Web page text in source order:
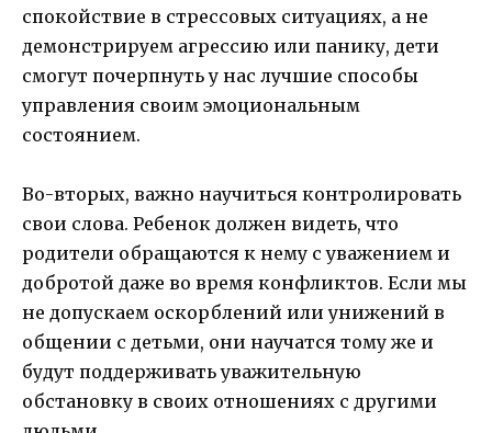
спокойствие в стрессовых ситуациях, а не
демонстрируем агрессию или панику, дети
смогут почерпнуть у нас лучшие способы
управления своим эмоциональным
состоянием.
Во-вторых, важно научиться контролировать
свои слова. Ребенок должен видеть, что
родители обращаются к нему с уважением и
добротой даже во время конфликтов. Если мы
не допускаем оскорблений или унижений в
общении с детьми, они научатся тому же и
будут поддерживать уважительную
обстановку в своих отношениях с другими